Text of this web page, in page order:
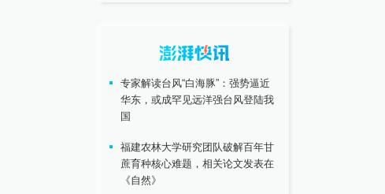
专家解读台风“白海豚”：强势逼近
华东，或成罕见远洋强台风登陆我
国
福建农林大学研究团队破解百年甘
蔗育种核心难题，相关论文发表在
《自然》